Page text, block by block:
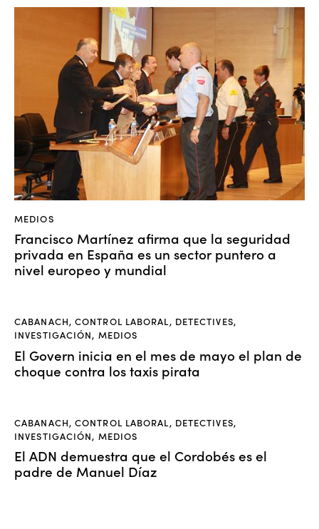
MEDIOS
Francisco Martínez afirma que la seguridad
privada en España es un sector puntero a
nivel europeo y mundial
CABANACH,CONTROL LABORAL, DETECTIVES,
INVESTIGACIÓN, MEDIOS
El Govern inicia en el mes de mayo el plan de
choque contra los taxis pirata
CABANACH,CONTROL LABORAL, DETECTIVES,
INVESTIGACIÓN, MEDIOS
El ADN demuestra que el Cordobés es el
padre de Manuel Díaz